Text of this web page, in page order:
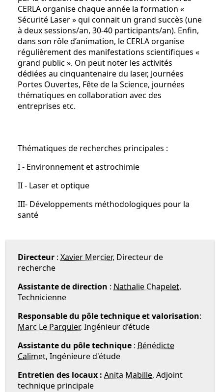
CERLA organise chaque année la formation «
Sécurité Laser » qui connait un grand succès (une
à deux sessions/an, 30-40 participants/an). Enfin,
dans son rôle d’animation, le CERLA organise
régulièrement des manifestations scientifiques «
grand public ». On peut noter les activités
dédiées au cinquantenaire du laser, Journées
Portes Ouvertes, Fête de la Science, journées
thématiques en collaboration avec des
entreprises etc.
Thématiques de recherches principales :
I - Environnement et astrochimie
II - Laser et optique
III- Développements méthodologiques pour la
santé
Directeur : Xavier Mercier, Directeur de
recherche
Assistante de direction : Nathalie Chapelet,
Technicienne
Responsable du pôle techniqueet valorisation:
Marc Le Parquier, Ingénieur d’étude
Assistante du pôle technique : Bénédicte
Calimet, Ingénieure d'étude
Entretien des locaux : Anita Mabille, Adjoint
technique principale